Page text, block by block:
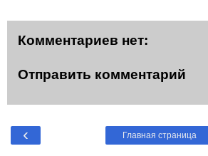
Комментариев нет:
Отправить комментарий
‹ Главная страница